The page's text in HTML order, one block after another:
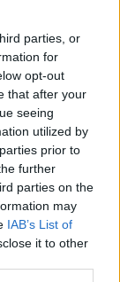
parties, or
for
opt-out
that after your
seeing
utilized by
prior to
further
parties on the
may
IAB’s List of
it to other
2016
Μυστρά»
τεχνικού